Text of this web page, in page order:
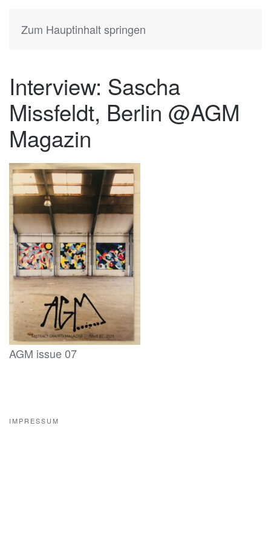
Zum Hauptinhalt springen
KATIA HERMANN
Interview: Sascha
Missfeldt, Berlin @AGM
Magazin
AGM issue 07
IMPRESSUM